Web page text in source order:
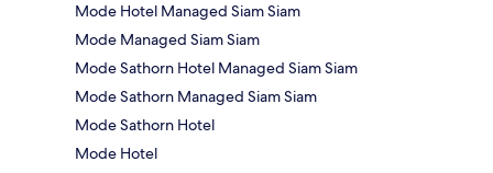
Mode Hotel Managed Siam Siam
Mode Managed Siam Siam
Mode Sathorn Hotel Managed Siam Siam
Mode Sathorn Managed Siam Siam
Mode Sathorn Hotel
Mode Hotel